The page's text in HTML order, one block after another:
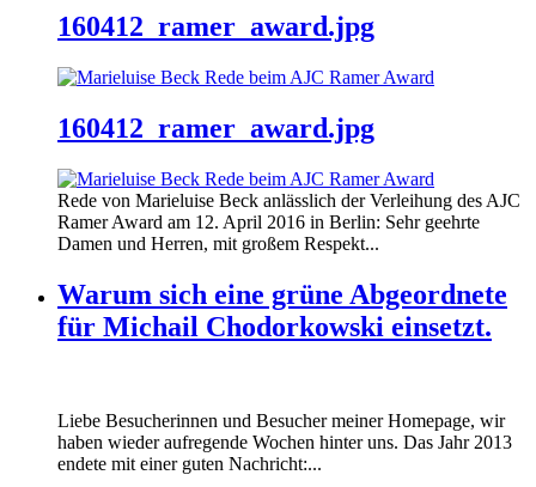
160412_ramer_award.jpg
160412_ramer_award.jpg
Rede von Marieluise Beck anlässlich der Verleihung des AJC
Ramer Award am 12. April 2016 in Berlin: Sehr geehrte
Damen und Herren, mit großem Respekt...
Warum sich eine grüne Abgeordnete
für Michail Chodorkowski einsetzt.
Liebe Besucherinnen und Besucher meiner Homepage, wir
haben wieder aufregende Wochen hinter uns. Das Jahr 2013
endete mit einer guten Nachricht:...